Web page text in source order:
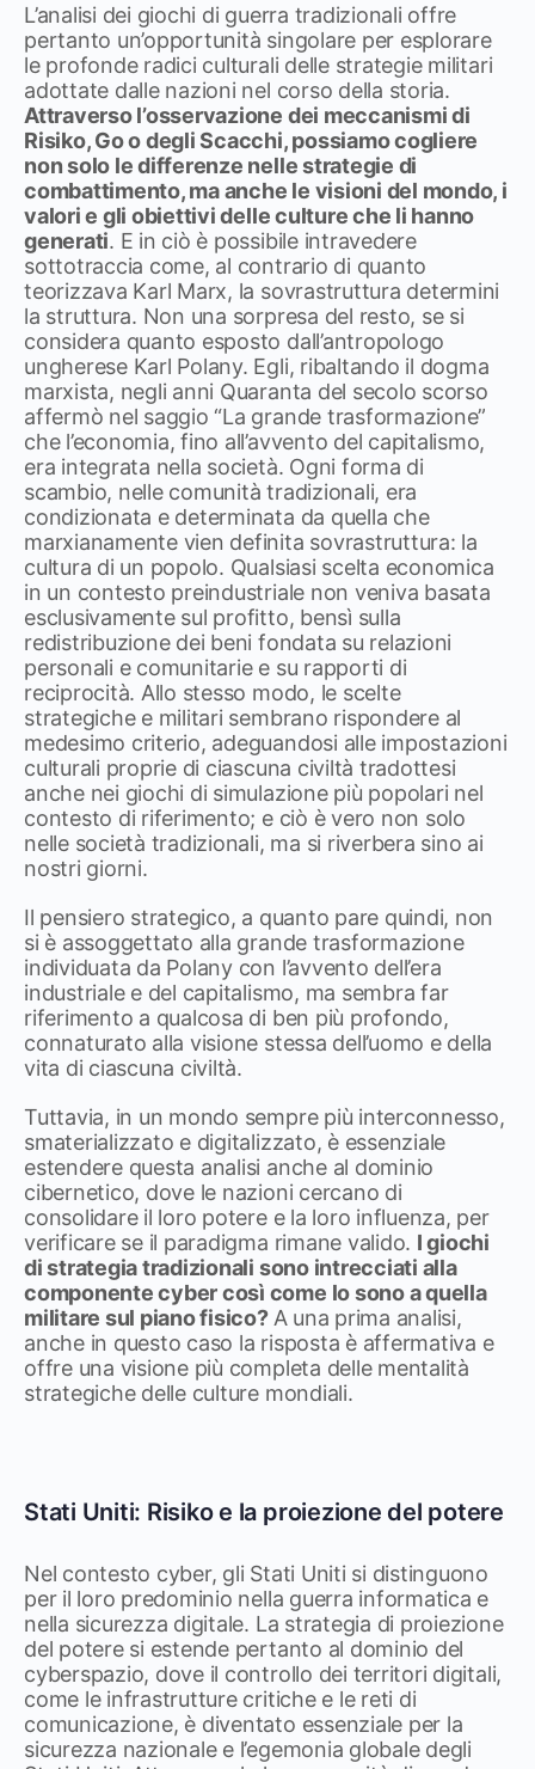
L’analisi dei giochi di guerra tradizionali offre
pertanto un’opportunità singolare per esplorare
le profonde radici culturali delle strategie militari
adottate dalle nazioni nel corso della storia.
Attraverso l’osservazione dei meccanismi di
Risiko, Go o degli Scacchi, possiamo cogliere
non solo le differenze nelle strategie di
combattimento, ma anche le visioni del mondo, i
valori e gli obiettivi delle culture che li hanno
generati. E in ciò è possibile intravedere
sottotraccia come, al contrario di quanto
teorizzava Karl Marx, la sovrastruttura determini
la struttura. Non una sorpresa del resto, se si
considera quanto esposto dall’antropologo
ungherese Karl Polany. Egli, ribaltando il dogma
marxista, negli anni Quaranta del secolo scorso
affermò nel saggio “La grande trasformazione”
che l’economia, fino all’avvento del capitalismo,
era integrata nella società. Ogni forma di
scambio, nelle comunità tradizionali, era
condizionata e determinata da quella che
marxianamente vien definita sovrastruttura: la
cultura di un popolo. Qualsiasi scelta economica
in un contesto preindustriale non veniva basata
esclusivamente sul profitto, bensì sulla
redistribuzione dei beni fondata su relazioni
personali e comunitarie e su rapporti di
reciprocità. Allo stesso modo, le scelte
strategiche e militari sembrano rispondere al
medesimo criterio, adeguandosi alle impostazioni
culturali proprie di ciascuna civiltà tradottesi
anche nei giochi di simulazione più popolari nel
contesto di riferimento; e ciò è vero non solo
nelle società tradizionali, ma si riverbera sino ai
nostri giorni.
Il pensiero strategico, a quanto pare quindi, non
si è assoggettato alla grande trasformazione
individuata da Polany con l’avvento dell’era
industriale e del capitalismo, ma sembra far
riferimento a qualcosa di ben più profondo,
connaturato alla visione stessa dell’uomo e della
vita di ciascuna civiltà.
Tuttavia, in un mondo sempre più interconnesso,
smaterializzato e digitalizzato, è essenziale
estendere questa analisi anche al dominio
cibernetico, dove le nazioni cercano di
consolidare il loro potere e la loro influenza, per
verificare se il paradigma rimane valido. I giochi
di strategia tradizionali sono intrecciati alla
componente cyber così come lo sono a quella
militare sul piano fisico? A una prima analisi,
anche in questo caso la risposta è affermativa e
offre una visione più completa delle mentalità
strategiche delle culture mondiali.
Stati Uniti: Risiko e la proiezione del potere
Nel contesto cyber, gli Stati Uniti si distinguono
per il loro predominio nella guerra informatica e
nella sicurezza digitale. La strategia di proiezione
del potere si estende pertanto al dominio del
cyberspazio, dove il controllo dei territori digitali,
come le infrastrutture critiche e le reti di
comunicazione, è diventato essenziale per la
sicurezza nazionale e l’egemonia globale degli